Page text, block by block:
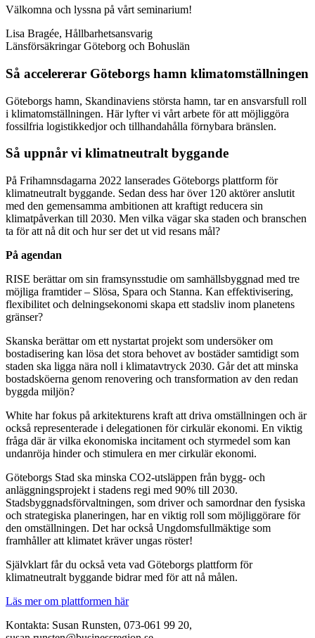
Välkomna och lyssna på vårt seminarium!
Lisa Bragée, Hållbarhetsansvarig
Länsförsäkringar Göteborg och Bohuslän
Så accelererar Göteborgs hamn klimatomställningen
Göteborgs hamn, Skandinaviens största hamn, tar en ansvarsfull roll
i klimatomställningen. Här lyfter vi vårt arbete för att möjliggöra
fossilfria logistikkedjor och tillhandahålla förnybara bränslen.
Så uppnår vi klimatneutralt byggande
På Frihamnsdagarna 2022 lanserades Göteborgs plattform för
klimatneutralt byggande. Sedan dess har över 120 aktörer anslutit
med den gemensamma ambitionen att kraftigt reducera sin
klimatpåverkan till 2030. Men vilka vägar ska staden och branschen
ta för att nå dit och hur ser det ut vid resans mål?
På agendan
RISE berättar om sin framsynsstudie om samhällsbyggnad med tre
möjliga framtider – Slösa, Spara och Stanna. Kan effektivisering,
flexibilitet och delningsekonomi skapa ett stadsliv inom planetens
gränser?
Skanska berättar om ett nystartat projekt som undersöker om
bostadisering kan lösa det stora behovet av bostäder samtidigt som
staden ska ligga nära noll i klimatavtryck 2030. Går det att minska
bostadsköerna genom renovering och transformation av den redan
byggda miljön?
White har fokus på arkitekturens kraft att driva omställningen och är
också representerade i delegationen för cirkulär ekonomi. En viktig
fråga där är vilka ekonomiska incitament och styrmedel som kan
undanröja hinder och stimulera en mer cirkulär ekonomi.
Göteborgs Stad ska minska CO2-utsläppen från bygg- och
anläggningsprojekt i stadens regi med 90% till 2030.
Stadsbyggnadsförvaltningen, som driver och samordnar den fysiska
och strategiska planeringen, har en viktig roll som möjliggörare för
den omställningen. Det har också Ungdomsfullmäktige som
framhåller att klimatet kräver ungas röster!
Självklart får du också veta vad Göteborgs plattform för
klimatneutralt byggande bidrar med för att nå målen.
Läs mer om plattformen här
Kontakta: Susan Runsten, 073-061 99 20,